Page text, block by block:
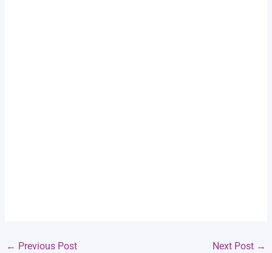
← Previous Post Next Post →